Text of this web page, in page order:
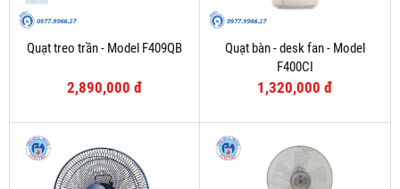
Quạt treo trần - Model F409QB
2,890,000 đ
Quạt bàn - desk fan - Model
F400CI
1,320,000 đ